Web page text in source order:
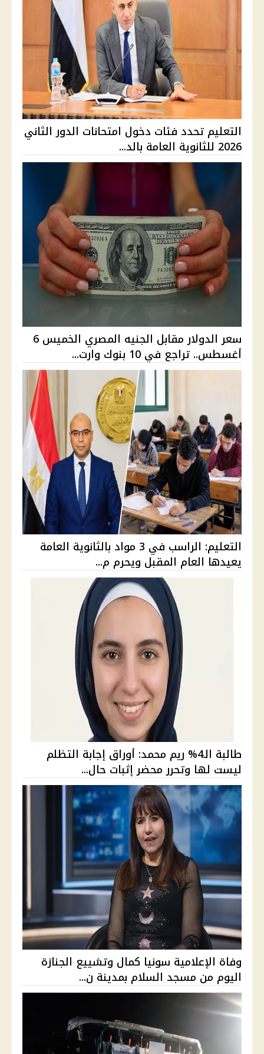
التعليم تحدد فئات دخول امتحانات الدور الثاني
2026 للثانوية العامة بالد...
سعر الدولار مقابل الجنيه المصري الخميس 6
أغسطس.. تراجع في 10 بنوك وارت...
التعليم: الراسب في 3 مواد بالثانوية العامة
يعيدها العام المقبل ويحرم م...
طالبة الـ4% ريم محمد: أوراق إجابة التظلم
ليست لها وتحرر محضر إثبات حال...
وفاة الإعلامية سونيا كمال وتشييع الجنازة
اليوم من مسجد السلام بمدينة ن...